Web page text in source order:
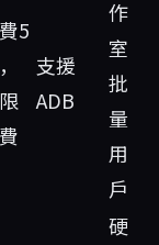
5
支援
ADB
作
室
批
量
用
戶
硬